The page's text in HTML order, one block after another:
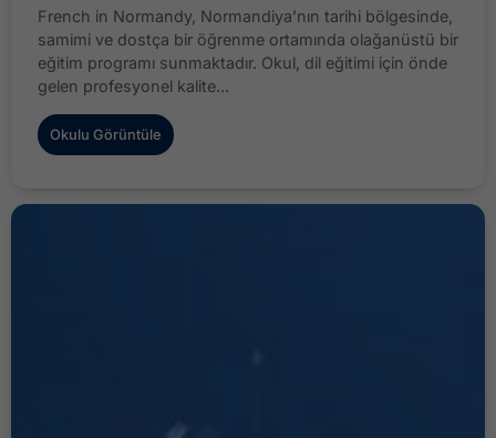
French in Normandy, Normandiya’nın tarihi bölgesinde,
samimi ve dostça bir öğrenme ortamında olağanüstü bir
eğitim programı sunmaktadır. Okul, dil eğitimi için önde
gelen profesyonel kalite...
Okulu Görüntüle